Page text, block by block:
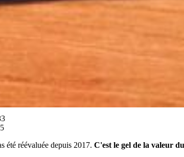
C : une exigence de l'UNSA
liée à PPCR, les rémunérations brutes des
de la Transformation et de la Fonction Publiques, a
été réévaluée depuis 2017. C'est le gel de la valeur